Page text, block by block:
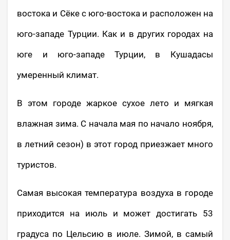
востока и Сёке с юго-востока и расположен на
юго-западе Турции. Как и в других городах на
юге и юго-западе Турции, в Кушадасы
умеренный климат.
В этом городе жаркое сухое лето и мягкая
влажная зима. С начала мая по начало ноября,
в летний сезон) в этот город приезжает много
туристов.
Самая высокая температура воздуха в городе
приходится на июль и может достигать 53
градуса по Цельсию в июле. Зимой, в самый